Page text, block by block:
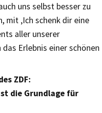
uns selbst besser zu
mit ‚Ich schenk dir eine
aller unserer
Erlebnis einer schönen
ZDF:
die Grundlage für